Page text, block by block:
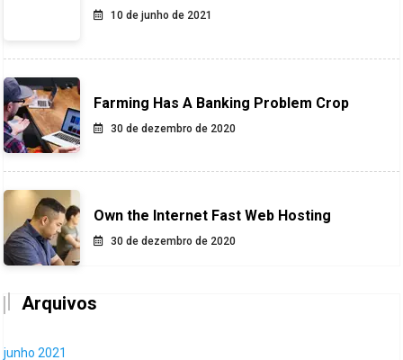
10 de junho de 2021
Farming Has A Banking Problem Crop
30 de dezembro de 2020
Own the Internet Fast Web Hosting
30 de dezembro de 2020
Arquivos
junho 2021